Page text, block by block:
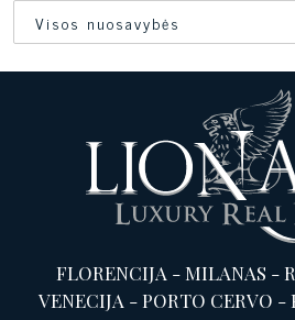
FLORENCIJA -MILANAS -
VENECIJA -PORTO CERVO -